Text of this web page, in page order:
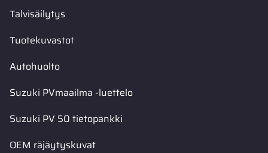
Talvisäilytys
Tuotekuvastot
Autohuolto
Suzuki PVmaailma -luettelo
Suzuki PV 50 tietopankki
OEM räjäytyskuvat